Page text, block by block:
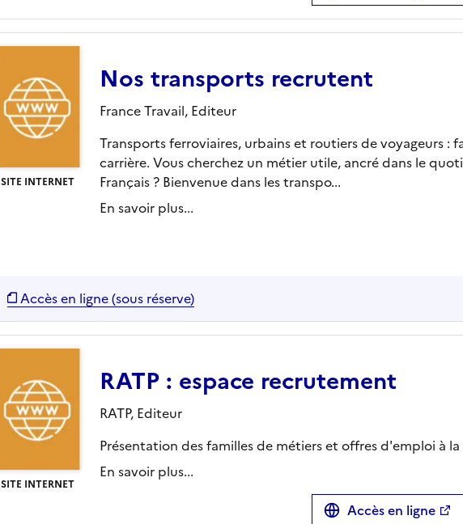
SITE INTERNET
Nos transports recrutent
France Travail, Editeur
Transports ferroviaires, urbains et routiers de voyageurs :
carrière. Vous cherchez un métier utile, ancré dans le
Français ? Bienvenue dans les transpo...
En savoir plus...
Accès en ligne (sous réserve)
SITE INTERNET
RATP : espace recrutement
RATP, Editeur
Présentation des familles de métiers et offres d'emploi à la
En savoir plus...
Accès en ligne